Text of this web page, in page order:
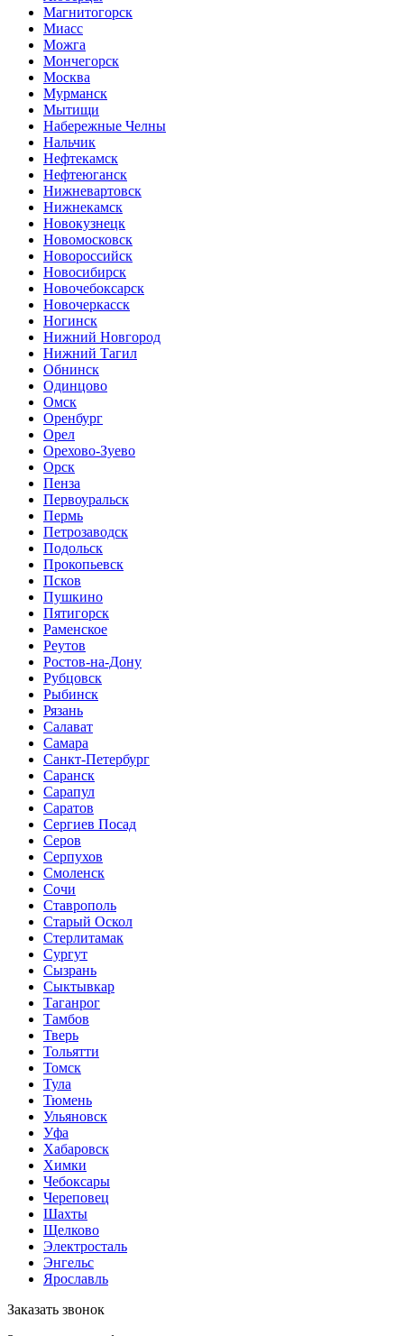
Магнитогорск
Миасс
Можга
Мончегорск
Москва
Мурманск
Мытищи
Набережные Челны
Нальчик
Нефтекамск
Нефтеюганск
Нижневартовск
Нижнекамск
Новокузнецк
Новомосковск
Новороссийск
Новосибирск
Новочебоксарск
Новочеркасск
Ногинск
Нижний Новгород
Нижний Тагил
Обнинск
Одинцово
Омск
Оренбург
Орел
Орехово-Зуево
Орск
Пенза
Первоуральск
Пермь
Петрозаводск
Подольск
Прокопьевск
Псков
Пушкино
Пятигорск
Раменское
Реутов
Ростов-на-Дону
Рубцовск
Рыбинск
Рязань
Салават
Самара
Санкт-Петербург
Саранск
Сарапул
Саратов
Сергиев Посад
Серов
Серпухов
Смоленск
Сочи
Ставрополь
Старый Оскол
Стерлитамак
Сургут
Сызрань
Сыктывкар
Таганрог
Тамбов
Тверь
Тольятти
Томск
Тула
Тюмень
Ульяновск
Уфа
Хабаровск
Химки
Чебоксары
Череповец
Шахты
Щелково
Электросталь
Энгельс
Ярославль
Заказать звонок